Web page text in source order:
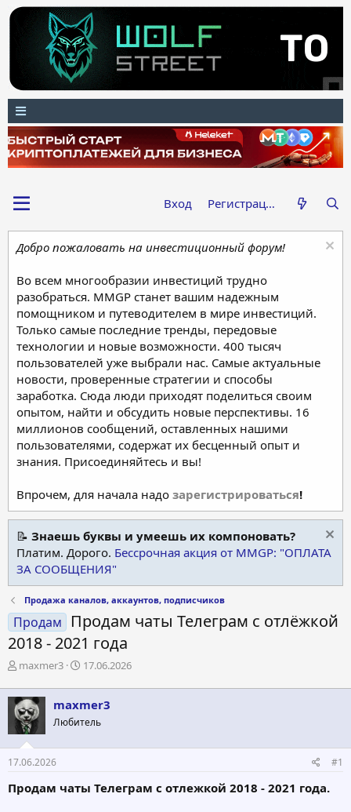
Вход Регистрация
Добро пожаловать на инвестиционный форум!
Во всем многообразии инвестиций трудно
разобраться. MMGP станет вашим надежным
помощником и путеводителем в мире инвестиций.
Только самые последние тренды, передовые
технологии и новые возможности. 400 тысяч
пользователей уже выбрали нас. Самые актуальные
новости, проверенные стратегии и способы
заработка. Сюда люди приходят поделиться своим
опытом, найти и обсудить новые перспективы. 16
миллионов сообщений, оставленных нашими
пользователями, содержат их бесценный опыт и
знания. Присоединяйтесь и вы!
Впрочем, для начала надо зарегистрироваться!
📝 Знаешь буквы и умеешь их компоновать?
Платим. Дорого. Бессрочная акция от MMGP: "ОПЛАТА
ЗА СООБЩЕНИЯ"
Продажа каналов, аккаунтов, подписчиков
Продам
Продам чаты Телеграм с отлёжкой
2018 - 2021 года
А
т
о
р
т
е
м
maxmer3
Д
т
а
н
ч
а
17.06.2026
maxmer3
Любитель
17.06.2026 #1
Продам чаты Телеграм с отлежкой 2018 - 2021 года.